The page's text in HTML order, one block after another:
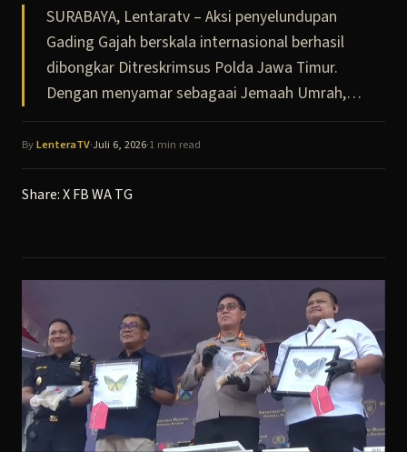
SURABAYA, Lentaratv – Aksi penyelundupan
Gading Gajah berskala internasional berhasil
dibongkar Ditreskrimsus Polda Jawa Timur.
Dengan menyamar sebagaai Jemaah Umrah,…
ByLenteraTV·Juli 6, 2026·1 min read
Share:XFBWATG